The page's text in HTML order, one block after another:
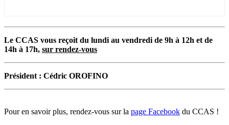
Le CCAS vous reçoit du lundi au vendredi de 9h à 12h et de
14h à 17h, sur rendez-vous
Président : Cédric OROFINO
Pour en savoir plus, rendez-vous sur la page Facebook du CCAS !